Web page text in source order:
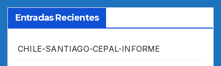
Entradas Recientes
CHILE-SANTIAGO-CEPAL-INFORME